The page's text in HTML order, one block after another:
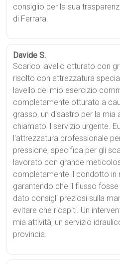
consiglio per la sua
di Ferrara.
Davide S.
Scarico lavello otturato con
risolto con attrezzatura
lavello del mio esercizio
completamente otturato a
grasso, un disastro per la mia
chiamato il servizio urgente.
l'attrezzatura professionale
pressione, specifica per gli
lavorato con grande
completamente il condotto in
garantendo che il flusso
dato consigli preziosi sulla
evitare che ricapiti. Un
mia attività, un servizio
provincia.